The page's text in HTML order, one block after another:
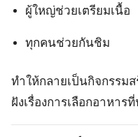
ผู้ใหญ่ช่วยเตรียมเนื้อ
ทุกคนช่วยกันชิม
ทำให้กลายเป็นกิจกรรม
ฝังเรื่องการเลือกอาหา